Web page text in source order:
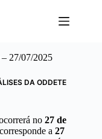
27/07/2025
DA ODDETE
no 27 de
a 27